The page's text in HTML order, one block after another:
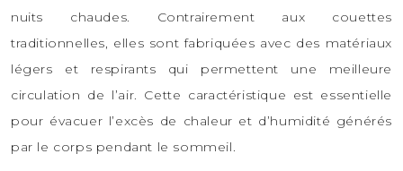
nuits chaudes. Contrairement aux couettes
traditionnelles, elles sont fabriquées avec des matériaux
légers et respirants qui permettent une meilleure
circulation de l’air. Cette caractéristique est essentielle
pour évacuer l’excès de chaleur et d’humidité générés
par le corps pendant le sommeil.